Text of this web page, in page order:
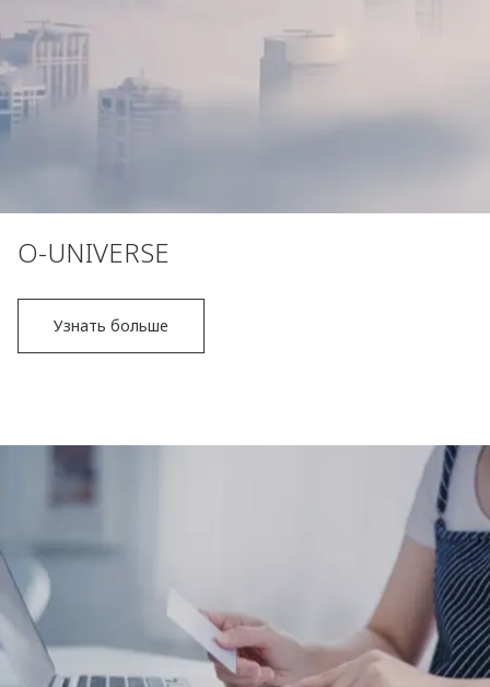
O-UNIVERSE
Узнать больше